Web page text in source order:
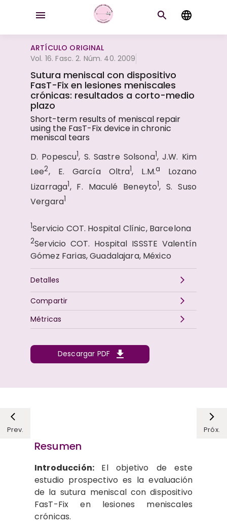
ARTÍCULO ORIGINAL
Vol. 16. Fasc. 2. Núm. 40. 2009
Sutura meniscal con dispositivo
FasT-Fix en lesiones meniscales
crónicas: resultados a corto-medio
plazo
Short-term results of meniscal repair
using the FasT-Fix device in chronic
meniscal tears
D. Popescu1, S. Sastre Solsona1, J.W. Kim
Lee2, E. García Oltra1, L.M.a
Lozano
Lizarraga1, F. Maculé Beneyto1, S. Suso
Vergara1
1Servicio COT. Hospital Clínic, Barcelona
2Servicio COT. Hospital ISSSTE Valentín
Gómez Farias, Guadalajara, México
Detalles
Descargar PDF
Métricas
Compartir
Prev. Próx.
Resumen
Introducción: El objetivo de este
estudio prospectivo es la evaluación
de la sutura meniscal con dispositivo
FasT-Fix en lesiones meniscales
crónicas.